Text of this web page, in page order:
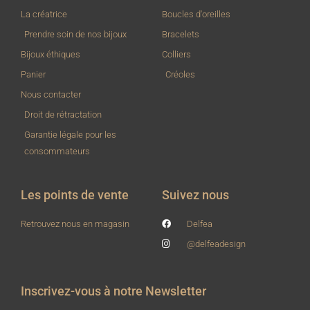
La créatrice
Prendre soin de nos bijoux
Bijoux éthiques
Panier
Nous contacter
Droit de rétractation
Garantie légale pour les
consommateurs
Boucles d'oreilles
Bracelets
Colliers
Créoles
Les points de vente
Retrouvez nous en magasin
Suivez nous
Delfea
@delfeadesign
Inscrivez-vous à notre Newsletter